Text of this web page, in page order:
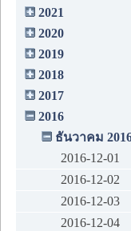
2021
2020
2019
2018
2017
2016
ธันวาคม
2016-12-01
2016-12-02
2016-12-03
2016-12-04